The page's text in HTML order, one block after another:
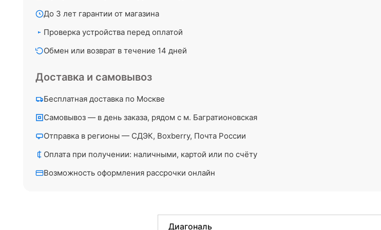
До 3 лет гарантии от магазина
Проверка устройства перед оплатой
Обмен или возврат в течение 14 дней
Доставка и самовывоз
Бесплатная доставка по Москве
Самовывоз — в день заказа, рядом с м. Багратионовская
Отправка в регионы — СДЭК, Boxberry, Почта России
Оплата при получении: наличными, картой или по счёту
Возможность оформления рассрочки онлайн
Диагональ